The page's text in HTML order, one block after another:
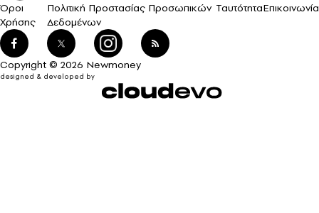
Όροι
Χρήσης
Πολιτική Προστασίας Προσωπικών
Δεδομένων
ΤαυτότηταΕπικοινωνία
Copyright © 2026 Newmoney
designed & developed by